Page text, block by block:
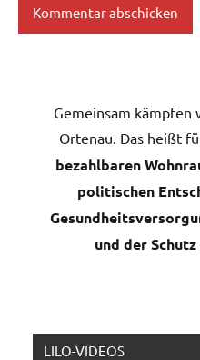
Gemeinsam
Ortenau. Das heißt
bezahlbaren
politischen
und der
LILO-VIDEOS